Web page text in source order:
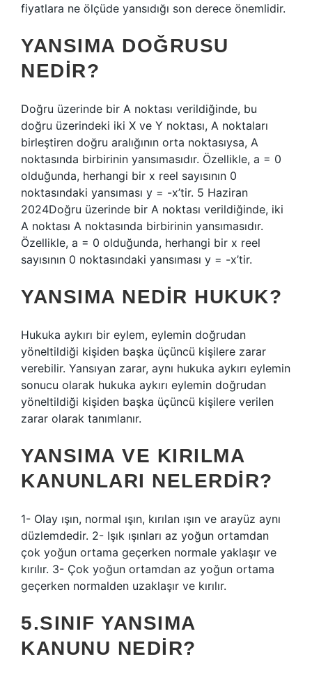
fiyatlara ne ölçüde yansıdığı son derece önemlidir.
YANSIMA DOĞRUSU
NEDIR?
Doğru üzerinde bir A noktası verildiğinde, bu
doğru üzerindeki iki X ve Y noktası, A noktaları
birleştiren doğru aralığının orta noktasıysa, A
noktasında birbirinin yansımasıdır. Özellikle, a = 0
olduğunda, herhangi bir x reel sayısının 0
noktasındaki yansıması y = -x’tir. 5 Haziran
2024Doğru üzerinde bir A noktası verildiğinde, iki
A noktası A noktasında birbirinin yansımasıdır.
Özellikle, a = 0 olduğunda, herhangi bir x reel
sayısının 0 noktasındaki yansıması y = -x’tir.
YANSIMA NEDIR HUKUK?
Hukuka aykırı bir eylem, eylemin doğrudan
yöneltildiği kişiden başka üçüncü kişilere zarar
verebilir. Yansıyan zarar, aynı hukuka aykırı eylemin
sonucu olarak hukuka aykırı eylemin doğrudan
yöneltildiği kişiden başka üçüncü kişilere verilen
zarar olarak tanımlanır.
YANSIMA VE KIRILMA
KANUNLARI NELERDIR?
1- Olay ışın, normal ışın, kırılan ışın ve arayüz aynı
düzlemdedir. 2- Işık ışınları az yoğun ortamdan
çok yoğun ortama geçerken normale yaklaşır ve
kırılır. 3- Çok yoğun ortamdan az yoğun ortama
geçerken normalden uzaklaşır ve kırılır.
5.SINIF YANSIMA
KANUNU NEDIR?